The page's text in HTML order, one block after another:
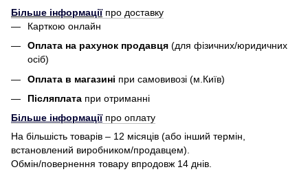
Більше інформаціїпро доставку
Карткою онлайн
Оплата на рахунок продавця (для фізичних/юридичних
осіб)
Оплата в магазині при самовивозі (м.Київ)
Післяплата при отриманні
Більше інформаціїпро оплату
На більшість товарів – 12 місяців (або інший термін,
встановлений виробником/продавцем).
Обмін/повернення товару впродовж 14 днів.